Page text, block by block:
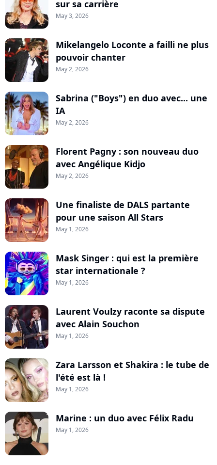
sur sa carrière
May 3, 2026
Mikelangelo Loconte a failli ne plus
pouvoir chanter
May 2, 2026
Sabrina ("Boys") en duo avec... une
IA
May 2, 2026
Florent Pagny : son nouveau duo
avec Angélique Kidjo
May 2, 2026
Une finaliste de DALS partante
pour une saison All Stars
May 1, 2026
Mask Singer : qui est la première
star internationale ?
May 1, 2026
Laurent Voulzy raconte sa dispute
avec Alain Souchon
May 1, 2026
Zara Larsson et Shakira : le tube de
l'été est là !
May 1, 2026
Marine : un duo avec Félix Radu
May 1, 2026